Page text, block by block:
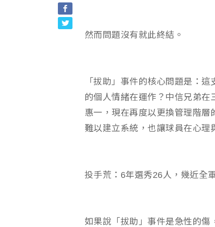
然而問題沒有就此終結。
「拔助」事件的核心問題是：
的個人情緒在運作？中信兄弟
惠一，現在再度以更換管理階層
難以建立系統，也讓球員在心理
投手荒：6年選秀26人，幾近全
如果說「拔助」事件是急性的傷